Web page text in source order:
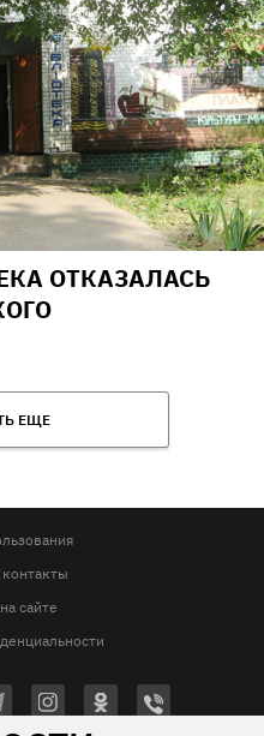
ОТКАЗАЛАСЬ
ЕЩЕ
сайте